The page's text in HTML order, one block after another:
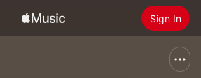
Sign In